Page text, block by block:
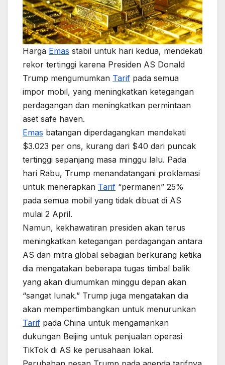
Harga Emas stabil untuk hari kedua, mendekati
rekor tertinggi karena Presiden AS Donald
Trump mengumumkan Tarif pada semua
impor mobil, yang meningkatkan ketegangan
perdagangan dan meningkatkan permintaan
aset safe haven.
Emas batangan diperdagangkan mendekati
$3.023 per ons, kurang dari $40 dari puncak
tertinggi sepanjang masa minggu lalu. Pada
hari Rabu, Trump menandatangani proklamasi
untuk menerapkan Tarif “permanen” 25%
pada semua mobil yang tidak dibuat di AS
mulai 2 April.
Namun, kekhawatiran presiden akan terus
meningkatkan ketegangan perdagangan antara
AS dan mitra global sebagian berkurang ketika
dia mengatakan beberapa tugas timbal balik
yang akan diumumkan minggu depan akan
“sangat lunak.” Trump juga mengatakan dia
akan mempertimbangkan untuk menurunkan
Tarif pada China untuk mengamankan
dukungan Beijing untuk penjualan operasi
TikTok di AS ke perusahaan lokal.